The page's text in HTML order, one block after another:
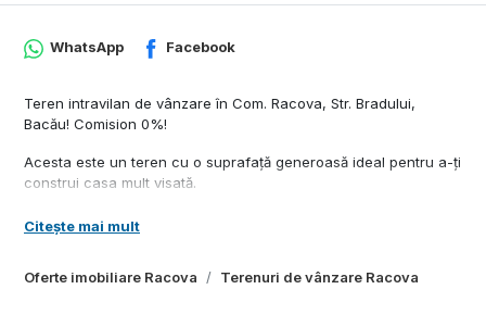
Oferte imobiliare Racova Terenuri de vânzare Racova
WhatsApp Facebook
Teren intravilan de vânzare în Com. Racova, Str. Bradului,
Bacău! Comision 0%!
Acesta este un teren cu o suprafață generoasă ideal pentru a-ți
construi casa mult visată.
Terenul este intravilan și extravilan, cu o suprafață de 2,285
La limita terenului avem curent electric, iar apa și canalizarea
Citește mai mult